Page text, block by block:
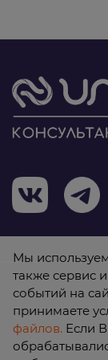
© 2026
Политика
Мы
также сервис
событий на
принимаете
файлов. Если